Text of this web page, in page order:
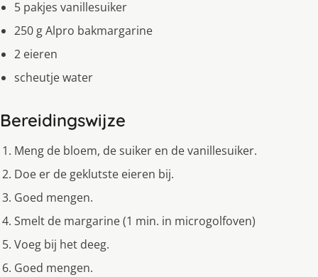
5 pakjes vanillesuiker
250 g Alpro bakmargarine
2 eieren
scheutje water
Bereidingswijze
Meng de bloem, de suiker en de vanillesuiker.
Doe er de geklutste eieren bij.
Goed mengen.
Smelt de margarine (1 min. in microgolfoven)
Voeg bij het deeg.
Goed mengen.